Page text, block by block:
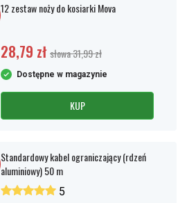
12 zestaw noży do kosiarki Mova
28,79 zł słowa 31,99 zł
Dostępne w magazynie
KUP
Standardowy kabel ograniczający (rdzeń
aluminiowy) 50 m
5